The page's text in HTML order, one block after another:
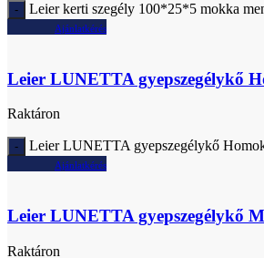
Leier kerti szegély 100*25*5 mokka
Ajánlatkérés
Leier LUNETTA gyepszegélykő
Raktáron
Leier LUNETTA gyepszegélykő
Ajánlatkérés
Leier LUNETTA gyepszegélykő
Raktáron